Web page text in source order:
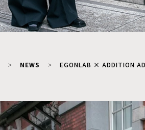
NEWS EGONLAB × ADDITION